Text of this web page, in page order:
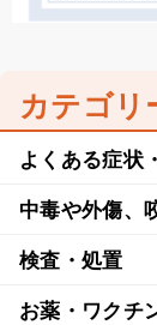
カテゴリ
よくある症状
中毒や外傷、
検査・処置
お薬・ワクチ